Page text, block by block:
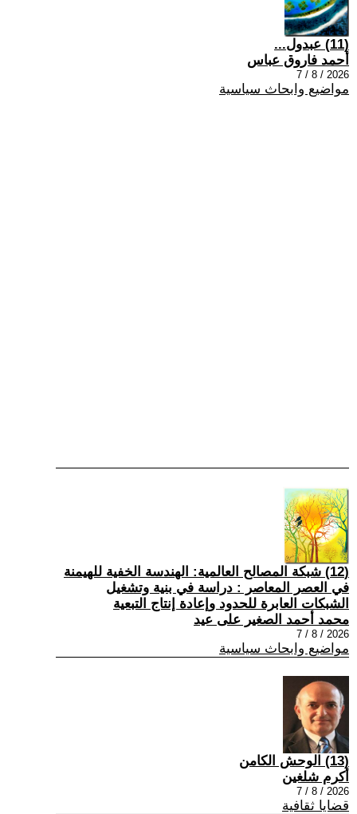
(11) عبدول...
أحمد فاروق عباس
2026 / 8 / 7
مواضيع وابحاث سياسية
(12) شبكة المصالح العالمية: الهندسة الخفية للهيمنة
في العصر المعاصر : دراسة في بنية وتشغيل
الشبكات العابرة للحدود وإعادة إنتاج التبعية
محمد أحمد الصغير على عيد
2026 / 8 / 7
مواضيع وابحاث سياسية
(13) الوحش الكامن
أكرم شلغين
2026 / 8 / 7
قضايا ثقافية